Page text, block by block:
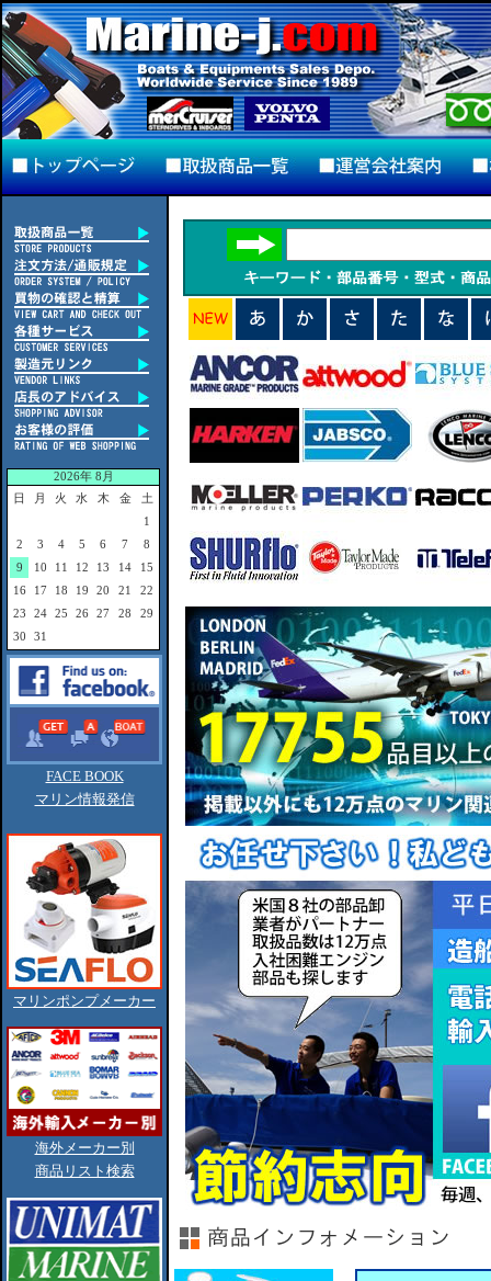
2026年 8月
日
月 火 水 木 金
土
1
2
3 4 5 6 7
8
9
10 11 12 13 14
15
16
17 18 19 20 21
22
23
24 25 26 27 28
29
30
31
FACE BOOK
マリン情報発信
マリンポンプメーカー
海外メーカー別
商品リスト検索